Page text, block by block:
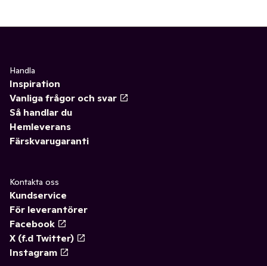
Handla
Inspiration
Vanliga frågor och svar
Så handlar du
Hemleverans
Färskvarugaranti
Kontakta oss
Kundservice
För leverantörer
Facebook
X (f.d Twitter)
Instagram